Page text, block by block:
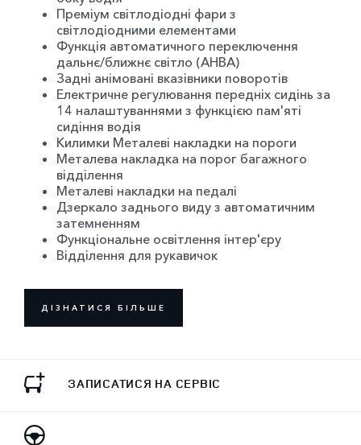
Преміум світлодіодні фари з
світлодіодними елементами
Функція автоматичного переключення
дальнє/ближнє світло (AHBA)
Задні анімовані вказівники поворотів
Електричне регулювання передніх сидінь за
14 налаштуваннями з функцією пам'яті
сидіння водія
Килимки Металеві накладки на пороги
Металева накладка на порог багажного
відділення
Металеві накладки на педалі
Дзеркало заднього виду з автоматичним
затемненням
Функціональне освітлення інтер'єру
Відділення для рукавичок
ДІЗНАТИСЯ БІЛЬШЕ
ЗАПИСАТИСЯ НА СЕРВІС